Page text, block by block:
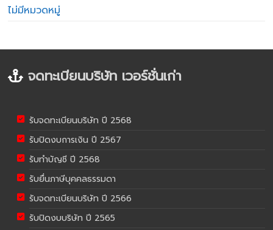
ไม่มีหมวดหมู่
จดทะเบียนบริษัท เวอร์ชั่นเก่า
รับจดทะเบียนบริษัท ปี 2568
รับปิดงบการเงิน ปี 2567
รับทำบัญชี ปี 2568
รับยื่นภาษีบุคคลธรรมดา
รับจดทะเบียนบริษัท ปี 2566
รับปิดงบบริษัท ปี 2565